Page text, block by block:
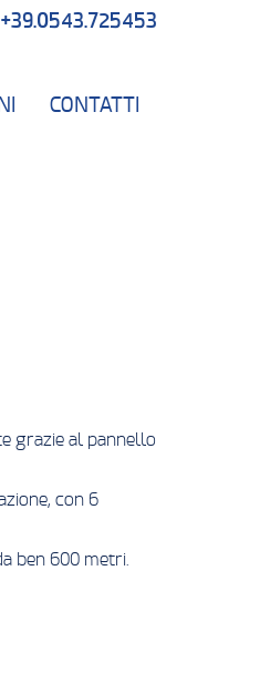
+39.0543.725453
CONTATTI
grazie al pannello
con 6
ben 600 metri.